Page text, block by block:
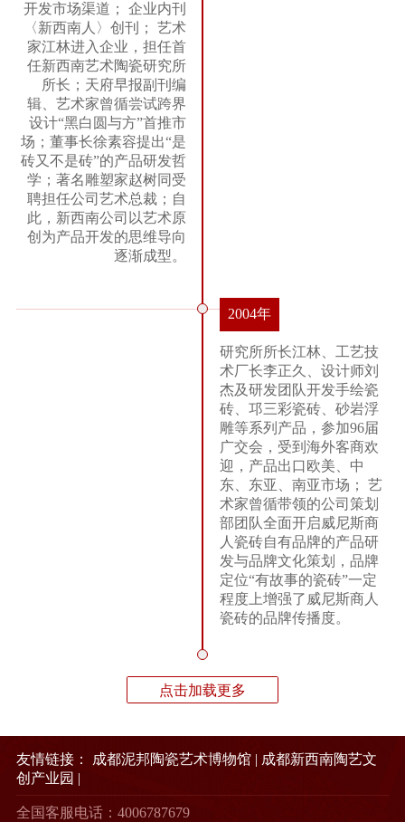
开发市场渠道； 企业内刊
〈新西南人〉创刊； 艺术
家江林进入企业，担任首
任新西南艺术陶瓷研究所
所长；天府早报副刊编
辑、艺术家曾循尝试跨界
设计“黑白圆与方”首推市
场；董事长徐素容提出“是
砖又不是砖”的产品研发哲
学；著名雕塑家赵树同受
聘担任公司艺术总裁；自
此，新西南公司以艺术原
创为产品开发的思维导向
逐渐成型。
2004年
研究所所长江林、工艺技
术厂长李正久、设计师刘
杰及研发团队开发手绘瓷
砖、邛三彩瓷砖、砂岩浮
雕等系列产品，参加96届
广交会，受到海外客商欢
迎，产品出口欧美、中
东、东亚、南亚市场； 艺
术家曾循带领的公司策划
部团队全面开启威尼斯商
人瓷砖自有品牌的产品研
发与品牌文化策划，品牌
定位“有故事的瓷砖”一定
程度上增强了威尼斯商人
瓷砖的品牌传播度。
点击加载更多
友情链接： 成都泥邦陶瓷艺术博物馆| 成都新西南陶艺文
创产业园 |
全国客服电话：4006787679